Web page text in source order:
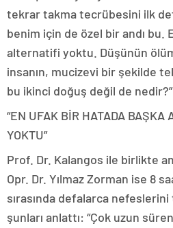
tekrar takma tecrübesini ilk
benim için de özel bir andı bu.
alternatifi yoktu. Düşünün
insanın, mucizevi bir şekilde
bu ikinci doğuş değil de nedir?”
“EN UFAK BİR HATADA BAŞKA
YOKTU”
Prof. Dr. Kalangos ile birlikte
Opr. Dr. Yılmaz Zorman ise 8
sırasında defalarca
şunları anlattı: “Çok uzun